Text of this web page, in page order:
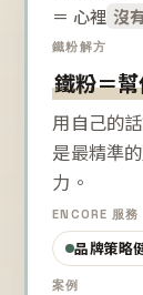
＝ 心裡 沒
鐵粉解方
鐵粉＝
用自己的
是最精準
力。
ENCORE 服務
品牌策略
案例